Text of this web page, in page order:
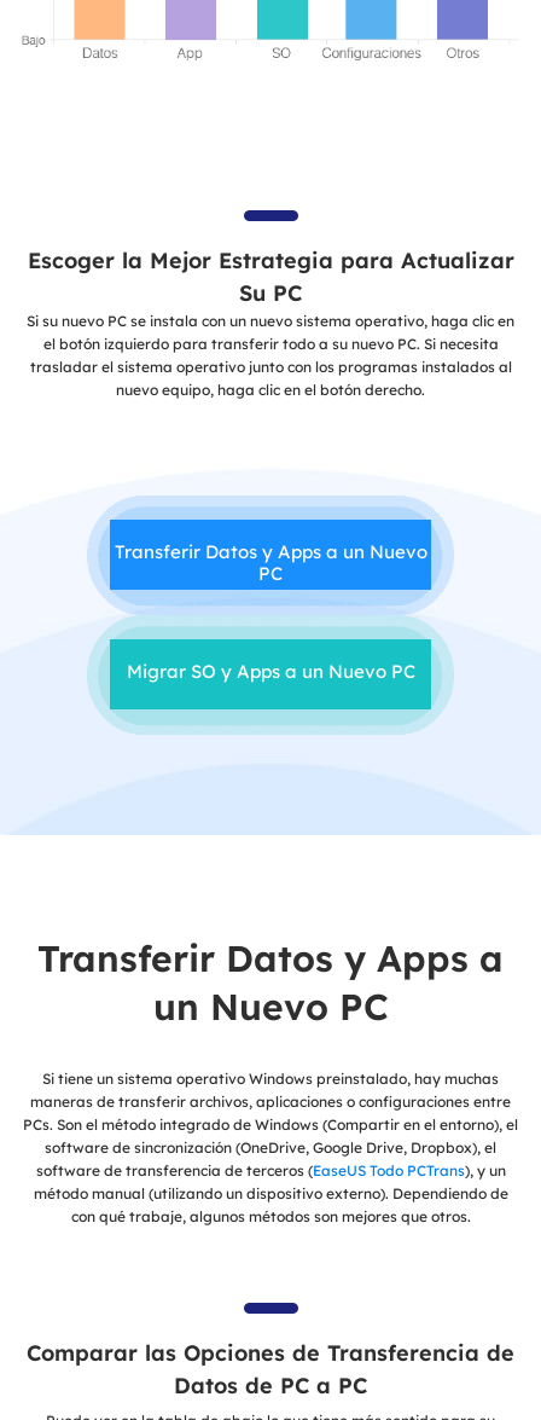
Escoger la Mejor Estrategia para Actualizar
Su PC
Si su nuevo PC se instala con un nuevo sistema operativo, haga clic en
el botón izquierdo para transferir todo a su nuevo PC. Si necesita
trasladar el sistema operativo junto con los programas instalados al
nuevo equipo, haga clic en el botón derecho.
Transferir Datos y Apps a un Nuevo
PC
Migrar SO y Apps a un Nuevo PC
Transferir Datos y Apps a
un Nuevo PC
Si tiene un sistema operativo Windows preinstalado, hay muchas
maneras de transferir archivos, aplicaciones o configuraciones entre
PCs. Son el método integrado de Windows (Compartir en el entorno), el
software de sincronización (OneDrive, Google Drive, Dropbox), el
software de transferencia de terceros (EaseUS Todo PCTrans), y un
método manual (utilizando un dispositivo externo). Dependiendo de
con qué trabaje, algunos métodos son mejores que otros.
Comparar las Opciones de Transferencia de
Datos de PC a PC